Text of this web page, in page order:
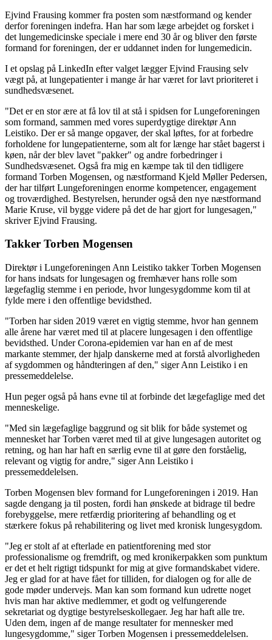
Ejvind Frausing kommer fra posten som næstformand og kender
derfor foreningen indefra. Han har som læge arbejdet og forsket i
det lungemedicinske speciale i mere end 30 år og bliver den første
formand for foreningen, der er uddannet inden for lungemedicin.
I et opslag på LinkedIn efter valget lægger Ejvind Frausing selv
vægt på, at lungepatienter i mange år har været for lavt prioriteret i
sundhedsvæsenet.
"Det er en stor ære at få lov til at stå i spidsen for Lungeforeningen
som formand, sammen med vores superdygtige direktør Ann
Leistiko. Der er så mange opgaver, der skal løftes, for at forbedre
forholdene for lungepatienterne, som alt for længe har stået bagerst i
køen, når der blev lavet "pakker" og andre forbedringer i
Sundhedsvæsenet. Også fra mig en kæmpe tak til den tidligere
formand Torben Mogensen, og næstformand Kjeld Møller Pedersen,
der har tilført Lungeforeningen enorme kompetencer, engagement
og troværdighed. Bestyrelsen, herunder også den nye næstformand
Marie Kruse, vil bygge videre på det de har gjort for lungesagen,"
skriver Ejvind Frausing.
Takker Torben Mogensen
Direktør i Lungeforeningen Ann Leistiko takker Torben Mogensen
for hans indsats for lungesagen og fremhæver hans rolle som
lægefaglig stemme i en periode, hvor lungesygdomme kom til at
fylde mere i den offentlige bevidsthed.
"Torben har siden 2019 været en vigtig stemme, hvor han gennem
alle årene har været med til at placere lungesagen i den offentlige
bevidsthed. Under Corona-epidemien var han en af de mest
markante stemmer, der hjalp danskerne med at forstå alvorligheden
af sygdommen og håndteringen af den," siger Ann Leistiko i en
pressemeddelelse.
Hun peger også på hans evne til at forbinde det lægefaglige med det
menneskelige.
"Med sin lægefaglige baggrund og sit blik for både systemet og
mennesket har Torben været med til at give lungesagen autoritet og
retning, og han har haft en særlig evne til at gøre den forståelig,
relevant og vigtig for andre," siger Ann Leistiko i
pressemeddelelsen.
Torben Mogensen blev formand for Lungeforeningen i 2019. Han
sagde dengang ja til posten, fordi han ønskede at bidrage til bedre
forebyggelse, mere retfærdig prioritering af behandling og et
stærkere fokus på rehabilitering og livet med kronisk lungesygdom.
"Jeg er stolt af at efterlade en patientforening med stor
professionalisme og fremdrift, og med kronikerpakken som punktum
er det et helt rigtigt tidspunkt for mig at give formandskabet videre.
Jeg er glad for at have fået for tilliden, for dialogen og for alle de
gode møder undervejs. Man kan som formand kun udrette noget
hvis man har aktive medlemmer, et godt og velfungerende
sekretariat og dygtige bestyrelseskollegaer. Jeg har haft alle tre.
Uden dem, ingen af de mange resultater for mennesker med
lungesygdomme," siger Torben Mogensen i pressemeddelelsen.